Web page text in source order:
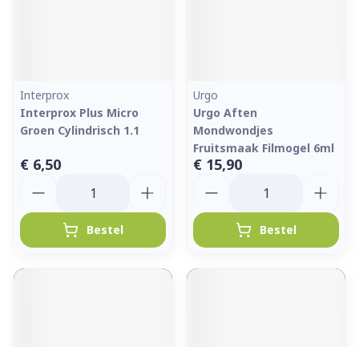
Interprox
Interprox Plus Micro
Groen Cylindrisch 1.1
€ 6,50
Bestel
Urgo
Urgo Aften
Mondwondjes
Fruitsmaak Filmogel 6ml
€ 15,90
Bestel